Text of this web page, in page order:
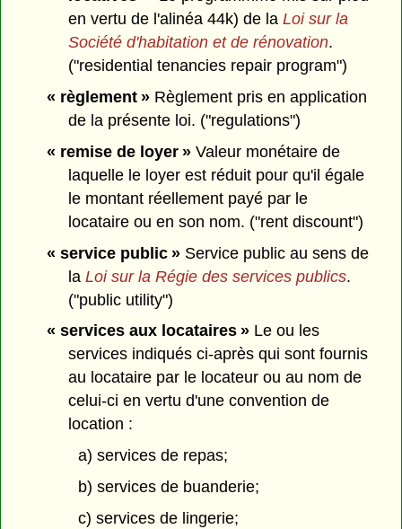
en vertu de l'alinéa 44k) de laLoi sur la
Société d'habitation et de rénovation.
("residential tenancies repair program")
« règlement »Règlement pris en application
de la présente loi. ("regulations")
« remise de loyer »Valeur monétaire de
laquelle le loyer est réduit pour qu'il égale
le montant réellement payé par le
locataire ou en son nom. ("rent discount")
« service public »Service public au sens de
laLoi sur la Régie des services publics.
("public utility")
« services aux locataires »Le ou les
services indiqués ci-après qui sont fournis
au locataire par le locateur ou au nom de
celui-ci en vertu d'une convention de
location :
a) services de repas;
b) services de buanderie;
c) services de lingerie;